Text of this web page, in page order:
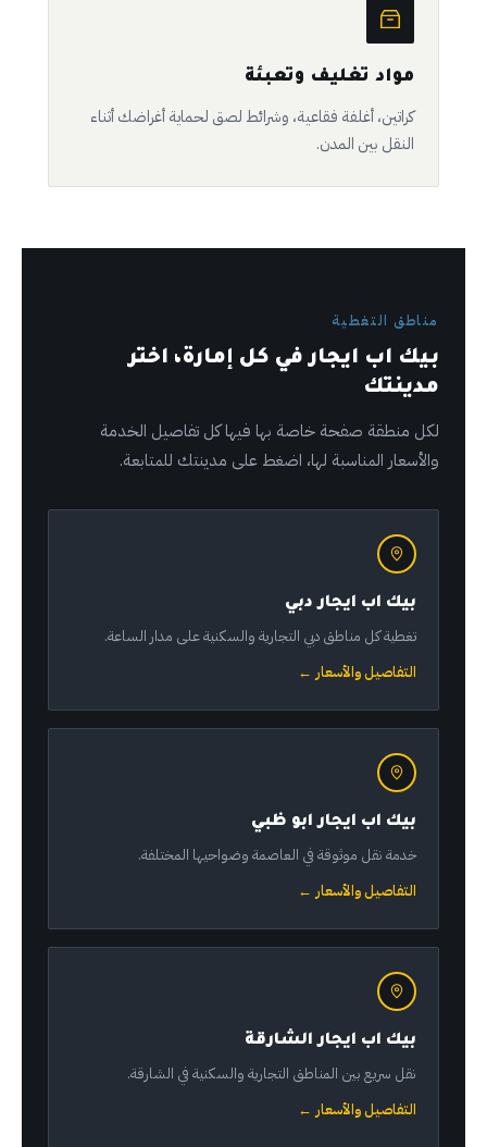
مواد تغليف وتعبئة
كراتين، أغلفة فقاعية، وشرائط لصق لحماية أغراضك أثناء
النقل بين المدن.
مناطق التغطية
بيك اب ايجار في كل إمارة، اختر
مدينتك
لكل منطقة صفحة خاصة بها فيها كل تفاصيل الخدمة
والأسعار المناسبة لها، اضغط على مدينتك للمتابعة.
بيك اب ايجار دبي
تغطية كل مناطق دبي التجارية والسكنية على مدار الساعة.
التفاصيل والأسعار ←
بيك اب ايجار ابو ظبي
خدمة نقل موثوقة في العاصمة وضواحيها المختلفة.
التفاصيل والأسعار ←
بيك اب ايجار الشارقة
نقل سريع بين المناطق التجارية والسكنية في الشارقة.
التفاصيل والأسعار ←